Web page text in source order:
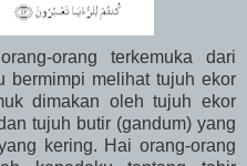
orang terkemuka dari
bermimpi melihat tujuh ekor
dimakan oleh tujuh ekor
tujuh butir (gandum) yang
kering. Hai orang-orang